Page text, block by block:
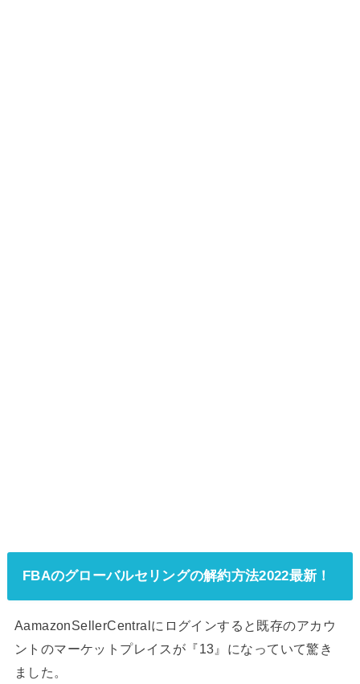
FBAのグローバルセリングの解約方法2022最新！
AamazonSellerCentralにログインすると既存のアカウ
ントのマーケットプレイスが『13』になっていて驚き
ました。